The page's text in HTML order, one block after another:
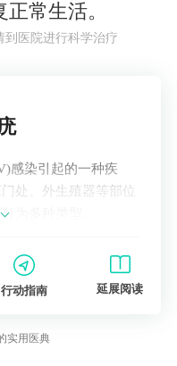
常生活。
到医院进行科学治疗
感染引起的一种疾
处、外生殖器等部位
为多种类型。
行动指南 延展阅读
实用医典